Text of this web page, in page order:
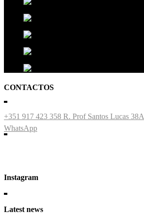
CONTACTOS
+351 917 423 358 R. Prof Santos Lucas
WhatsApp
Instagram
Latest news